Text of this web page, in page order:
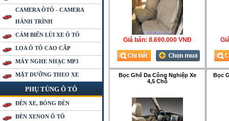
CAMERA ÔTÔ - CAMERA
HÀNH TRÌNH
CẢM BIẾN LÙI XE Ô TÔ
LOA Ô TÔ CAO CẤP
MÁY NGHE NHẠC MP3
MẶT DƯỠNG THEO XE
PHỤ TÙNG Ô TÔ
ĐÈN XE, BÓNG ĐÈN
ĐÈN XENON Ô TÔ
Giá bán: 8.690.000 VNÐ
Bọc Ghế Da Công Nghiệp Xe
4,5 Chỗ
Bọc